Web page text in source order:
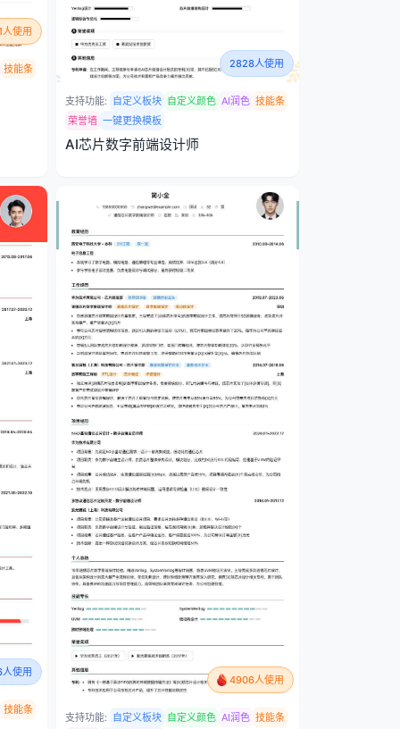
使用
技能条 2828人使用
支持功能: 自定义板块 自定义颜色 AI润色 技能条
荣誉墙 一键更换模板
AI芯片数字前端设计师
使用
技能条
4906人使用
支持功能: 自定义板块 自定义颜色 AI润色 技能条